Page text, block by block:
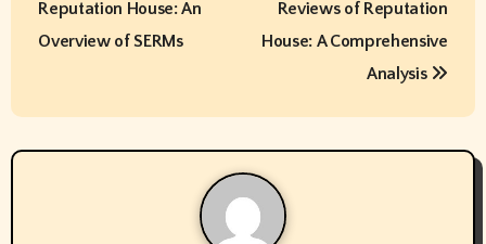
n
a
Reputation House: An
Overview of SERMs
Reviews of Reputation
House: A Comprehensive
Analysis